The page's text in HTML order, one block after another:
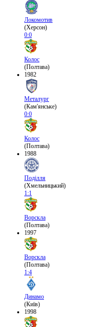
Локомотив
(Херсон)
0:0
Колос
(Полтава)
1982
Металург
(Кам'янське)
0:0
Колос
(Полтава)
1988
Поділля
(Хмельницький)
1:1
Ворскла
(Полтава)
1997
Ворскла
(Полтава)
1:4
Динамо
(Київ)
1998